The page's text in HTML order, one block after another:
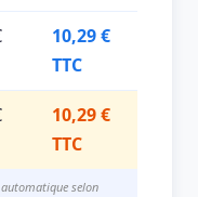
10,29 €
TTC
10,29 €
TTC
selon